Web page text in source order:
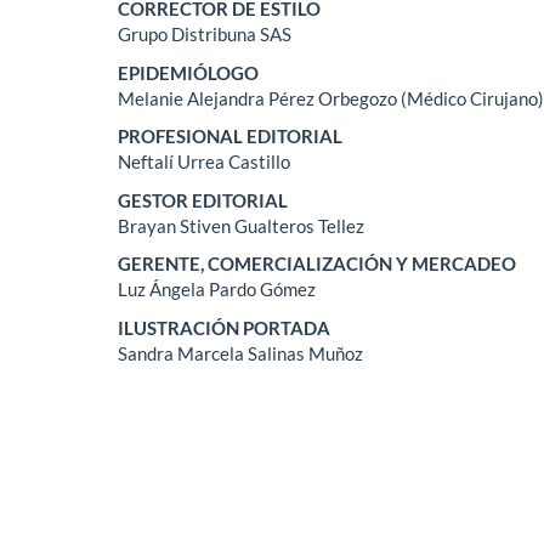
CORRECTOR DE ESTILO
Grupo Distribuna SAS
EPIDEMIÓLOGO
Melanie Alejandra Pérez Orbegozo (Médico Cirujano)
PROFESIONAL EDITORIAL
Neftalí Urrea Castillo
GESTOR EDITORIAL
Brayan Stiven Gualteros Tellez
GERENTE, COMERCIALIZACIÓN Y MERCADEO
Luz Ángela Pardo Gómez
ILUSTRACIÓN PORTADA
Sandra Marcela Salinas Muñoz